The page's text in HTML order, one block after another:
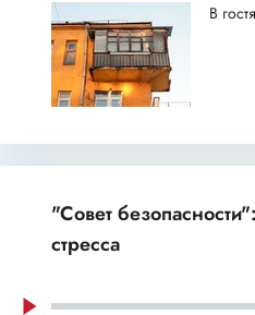
В
"Совет
стресса